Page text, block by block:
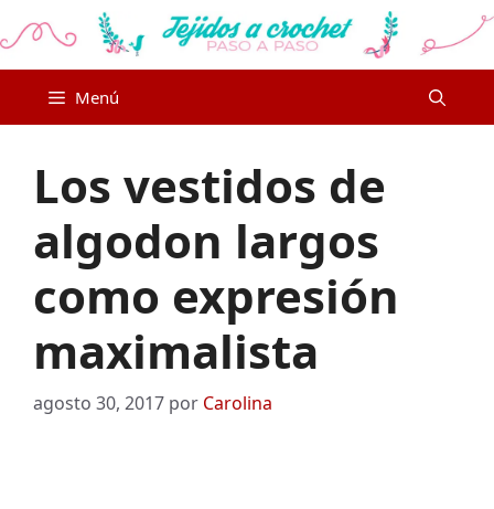
al
Menú
Los vestidos de
algodon largos
como expresión
maximalista
agosto 30, 2017 por Carolina